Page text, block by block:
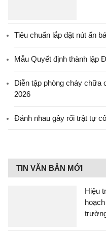
Tiêu chuẩn lắp đặt nút ấn
Mẫu Quyết định thành lập
Diễn tập phòng cháy chữa
2026
Đánh nhau gây rối trật tự
TIN VĂN BẢN MỚI
Hiệu